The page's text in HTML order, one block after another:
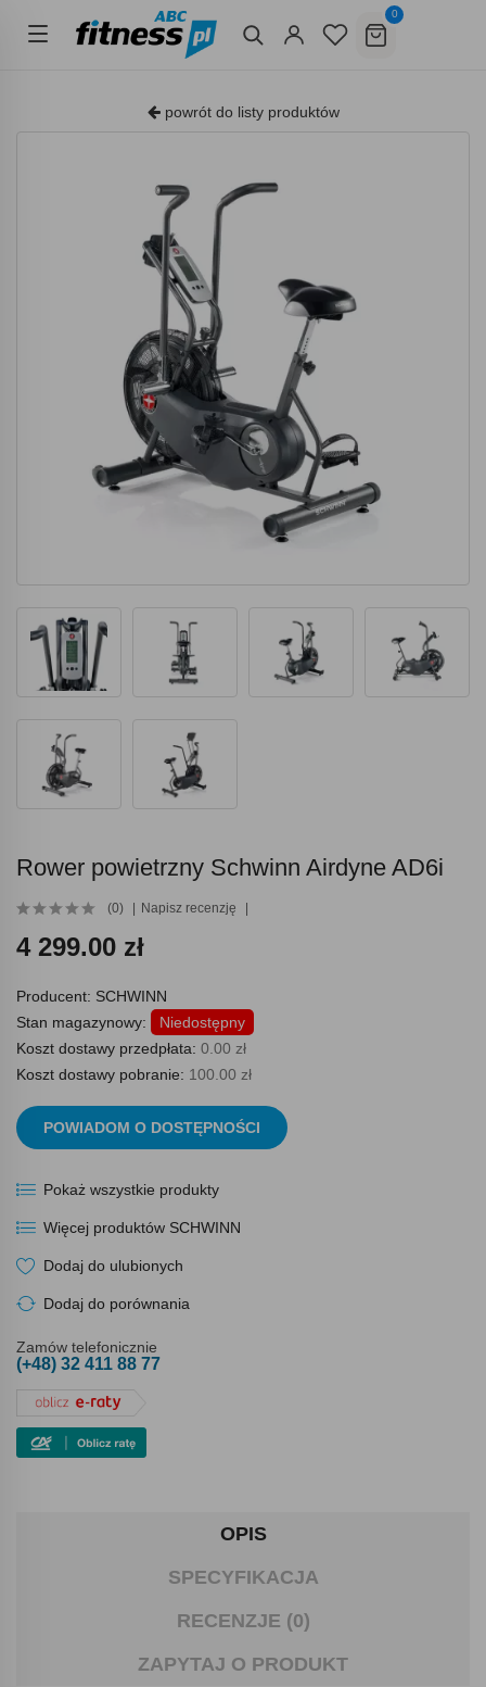
0
powrót do listy produktów
Rower powietrzny Schwinn Airdyne AD6i
(0) Napisz recenzję
4 299.00 zł
Producent: SCHWINN
Stan magazynowy:
Niedostępny
Koszt dostawy przedpłata: 0.00 zł
Koszt dostawy pobranie: 100.00 zł
POWIADOM O DOSTĘPNOŚCI
Pokaż wszystkie produkty
Więcej produktów SCHWINN
Dodaj do ulubionych
Dodaj do porównania
Zamów telefonicznie
(+48) 32 411 88 77
OPIS
SPECYFIKACJA
RECENZJE (0)
ZAPYTAJ O PRODUKT